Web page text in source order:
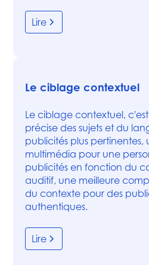
Lire
Le ciblage contextuel
Le ciblage contextuel,
précise des sujets et du
publicités plus pertinentes,
multimédia pour une
publicités en fonction du
auditif, une meilleure
du contexte pour des
authentiques.
Lire